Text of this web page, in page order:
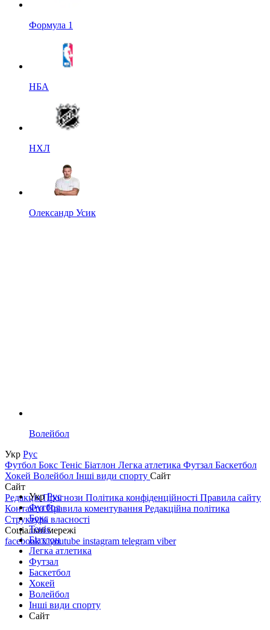
Формула 1
НБА
НХЛ
Олександр Усик
Волейбол
Укр Рус
Футбол Бокс Теніс Біатлон Легка атлетика Футзал Баскетбол
Хокей Волейбол Інші види спорту Сайт
Сайт
РедакціяПрогнози Політика конфіденційності Правила сайту
КонтактиПравила коментування Редакційна політика
Структура власності
Соціальні мережі
facebookxyoutube instagram telegram viber
УкрРус
Футбол
Бокс
Теніс
Біатлон
Легка атлетика
Футзал
Баскетбол
Хокей
Волейбол
Інші види спорту
Сайт